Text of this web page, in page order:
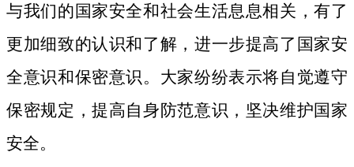
与我们的国家安全和社会生活息息相关，有了
更加细致的认识和了解，进一步提高了国家安
全意识和保密意识。大家纷纷表示将自觉遵守
保密规定，提高自身防范意识，坚决维护国家
安全。